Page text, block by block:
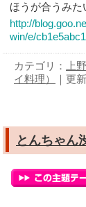
ほうが合うみた
http://
win/e/
カテゴリ： 上
イ料理）
｜更
とんちゃん